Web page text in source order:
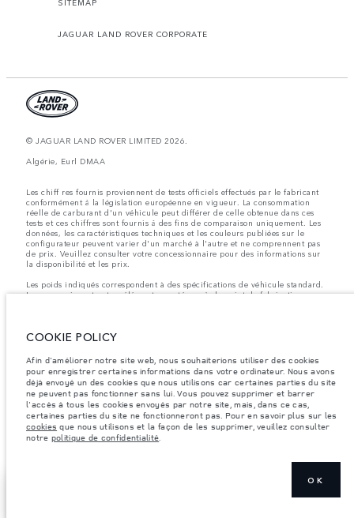
SITEMAP
JAGUAR LAND ROVER CORPORATE
© JAGUAR LAND ROVER LIMITED 2026.
Algérie, Eurl DMAA
Les chiff res fournis proviennent de tests officiels effectués par le fabricant
conformément å la législation européenne en vigueur. La consommation
réelle de carburant d'un véhicule peut différer de celle obtenue dans ces
tests et ces chiffres sont fournis å des fins de comparaison uniquement. Les
données, les caractéristiques techniques et les couleurs publiées sur le
configurateur peuvent varier d'un marché à l'autre et ne comprennent pas
de prix. Veuillez consulter votre concessionnaire pour des informations sur
la disponibilité et les prix.
Les poids indiqués correspondent à des spécifications de véhicule standard.
Les accessoires et autres éléments montés après le point de fabrication
et des carburants.
Remarque importante sur les images et les spécifications.
La pénurie
mondiale de semi-conducteurs affecte actuellement les spécifications de
construction des véhicules, la disponibilité des options et les délais de
construction. Cette situation s’avère très fluctuante, et par conséquent, les
images utilisées actuellement sur le site Web peuvent ne pas refléter
entièrement les spécifications actuelles en ce qui concerne les
caractéristiques, les options, les finitions et les combinaisons de couleurs.
Veuillez consulter votre concessionnaire pour avoir confirmation des
restrictions actuelles et faire un choix éclairé
COOKIE POLICY
Afin d'améliorer notre site web, nous souhaiterions utiliser des cookies
pour enregistrer certaines informations dans votre ordinateur. Nous avons
déjà envoyé un des cookies que nous utilisons car certaines parties du site
ne peuvent pas fonctionner sans lui. Vous pouvez supprimer et barrer
l'accès à tous les cookies envoyés par notre site, mais, dans ce cas,
certaines parties du site ne fonctionneront pas. Pour en savoir plus sur les
cookies que nous utilisons et la façon de les supprimer, veuillez consulter
notre politique de confidentialité.
OK